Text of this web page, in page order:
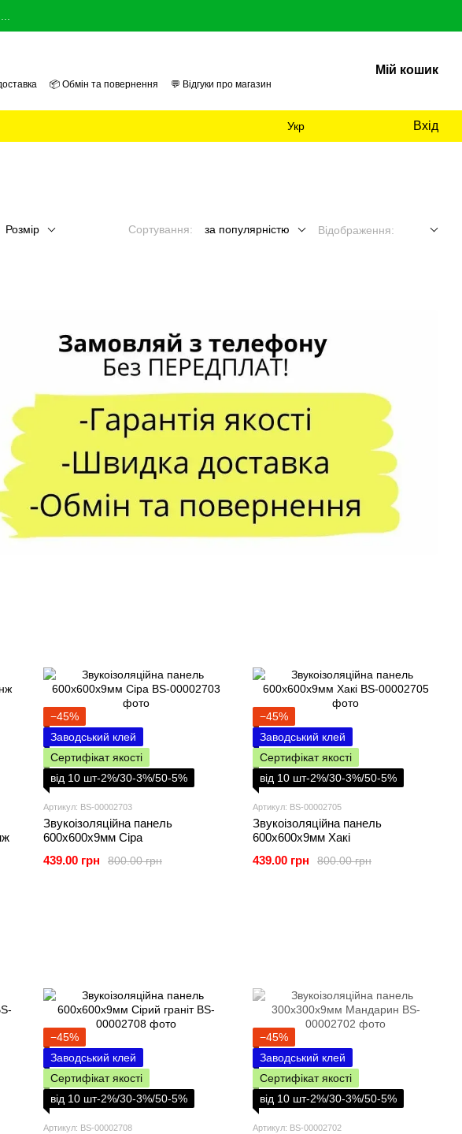
📦 Обмін та повернення
💬 Відгуки про магазин
Мій кошик
Укр Вхід
Розмір Сортування: за популярністю Відображення:
−45%
Заводський клей
Сертифікат якості
від 10 шт-2%/30-3%/50-5%
Артикул: BS-00002703
Звукоізоляційна панель
600х600х9мм Сіра
800.00 грн
439.00 грн
−45%
Заводський клей
Сертифікат якості
від 10 шт-2%/30-3%/50-5%
Артикул: BS-00002705
Звукоізоляційна панель
600х600х9мм Хакі
800.00 грн
439.00 грн
−45%
Заводський клей
Сертифікат якості
від 10 шт-2%/30-3%/50-5%
Артикул: BS-00002708
−45%
Заводський клей
Сертифікат якості
від 10 шт-2%/30-3%/50-5%
Артикул: BS-00002702